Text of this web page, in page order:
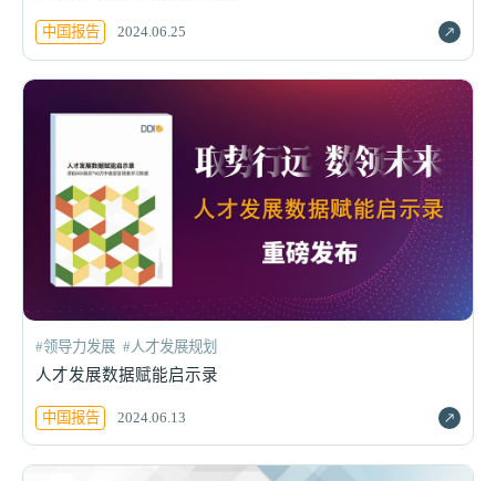
中国报告 2024.06.25
#领导力发展 #人才发展规划
人才发展数据赋能启示录
中国报告 2024.06.13